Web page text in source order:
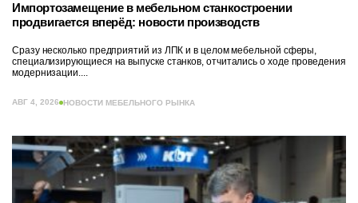
Импортозамещение в мебельном станкостроении
продвигается вперёд: новости производств
Сразу несколько предприятий из ЛПК и в целом мебельной сферы,
специализирующиеся на выпуске станков, отчитались о ходе проведения
модернизации....
АВГ 4, 2026 НОВОСТИ МЕБЕЛЬНОГО РЫНКА